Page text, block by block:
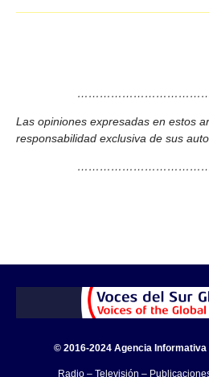
Las opiniones expresadas en estos
responsabilidad exclusiva de sus
© 2016-2024 Agencia
Radio – Televisión –